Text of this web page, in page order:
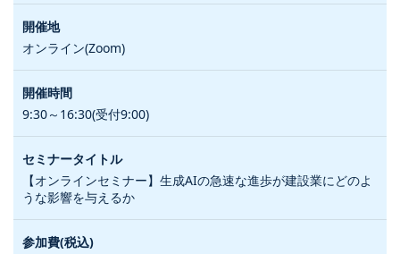
オンライン(Zoom)
9:30～16:30(受付9:00)
【オンラインセミナー】生成AIの急速な進歩が建設業にどのよ
うな影響を与えるか